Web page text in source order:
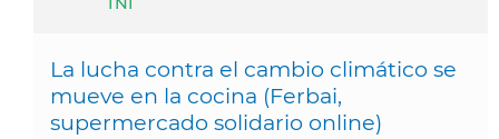
La lucha contra el cambio climático se
mueve en la cocina (Ferbai,
supermercado solidario online)